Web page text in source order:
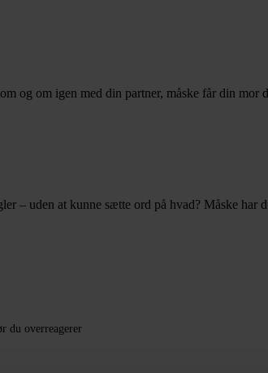
og om igen med din partner, måske får din
– uden at kunne sætte ord på hvad? Måske har
du overreagerer